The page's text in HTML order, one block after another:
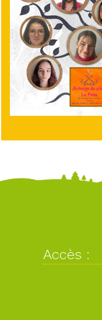
Accès :